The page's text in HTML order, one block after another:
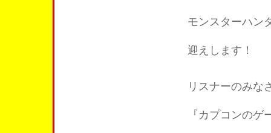
モンスターハン
迎えします！
リスナーのみな
『カプコンの